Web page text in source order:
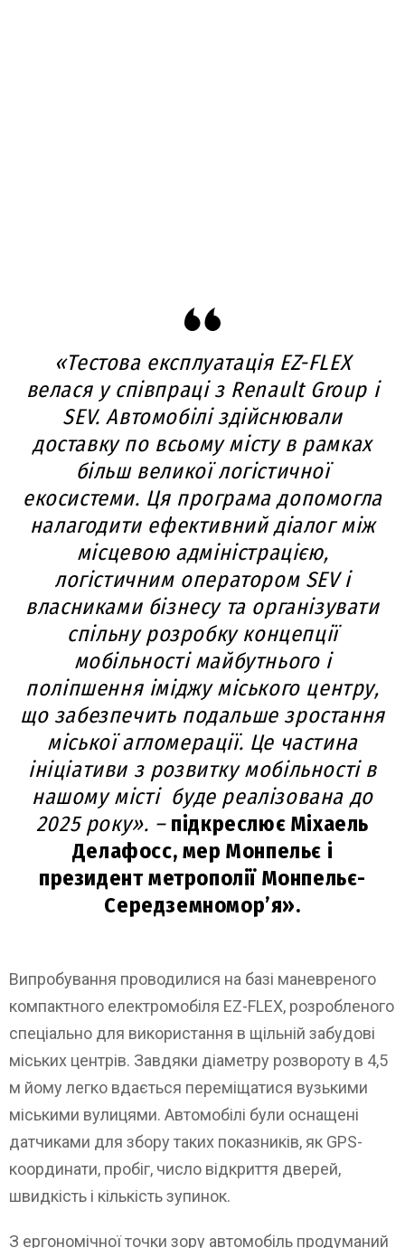
«Тестова експлуатація EZ-FLEX
велася у співпраці з Renault Group і
SEV. Автомобілі здійснювали
доставку по всьому місту в рамках
більш великої логістичної
екосистеми. Ця програма допомогла
налагодити ефективний діалог між
місцевою адміністрацією,
логістичним оператором SEV і
власниками бізнесу та організувати
спільну розробку концепції
мобільності майбутнього і
поліпшення іміджу міського центру,
що забезпечить подальше зростання
міської агломерації. Це частина
ініціативи з розвитку мобільності в
нашому місті буде реалізована до
2025 року». – підкреслює Міхаель
Делафосс, мер Монпельє і
президент метрополії Монпельє-
Середземномор’я».
Випробування проводилися на базі маневреного
компактного електромобіля EZ-FLEX, розробленого
спеціально для використання в щільній забудові
міських центрів. Завдяки діаметру розвороту в 4,5
м йому легко вдається переміщатися вузькими
міськими вулицями. Автомобілі були оснащені
датчиками для збору таких показників, як GPS-
координати, пробіг, число відкриття дверей,
швидкість і кількість зупинок.
З ергономічної точки зору автомобіль продуманий